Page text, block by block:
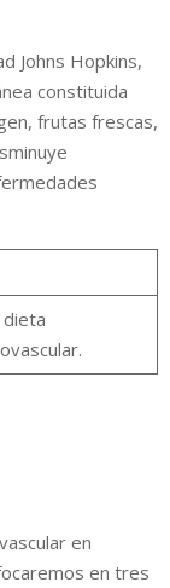
Johns Hopkins,
constituida
frutas frescas,
dieta
en
en tres